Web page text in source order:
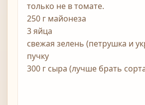
только не в томате.
250 г майонеза
3 яйца
свежая зелень (петрушка и
пучку
300 г сыра (лучше брать